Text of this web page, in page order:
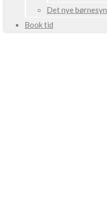
Det nye børnesyn
Book tid